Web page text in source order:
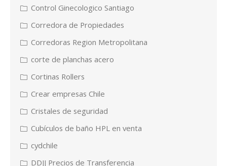
Control Ginecologico Santiago
Corredora de Propiedades
Corredoras Region Metropolitana
corte de planchas acero
Cortinas Rollers
Crear empresas Chile
Cristales de seguridad
Cubículos de baño HPL en venta
cydchile
DDJJ Precios de Transferencia